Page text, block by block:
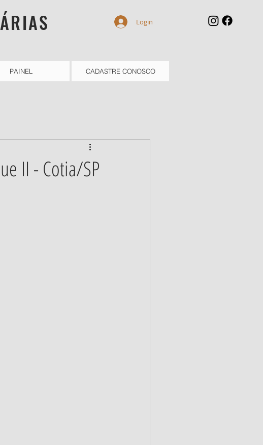
Login
PAINEL CADASTRE CONOSCO
II - Cotia/SP